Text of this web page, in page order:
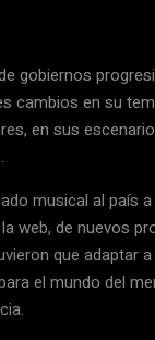
gobiernos
cambios en su
en sus
musical al país
web, de nuevos
que adaptar
el mundo del